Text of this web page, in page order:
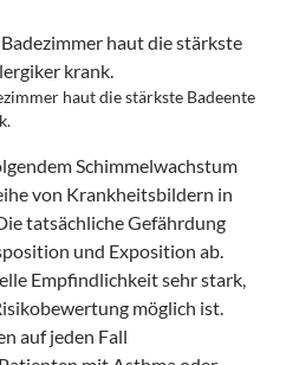
haut die stärkste Badeente
Schimmelwachstum
von Krankheitsbildern in
tatsächliche Gefährdung
und Exposition ab.
Empfindlichkeit sehr stark,
möglich ist.
auf jeden Fall